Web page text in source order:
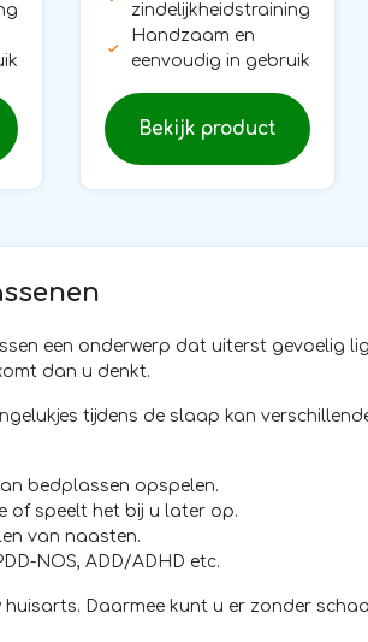
zindelijkheidstraining
Handzaam en
eenvoudig in gebruik
Bekijk product
een onderwerp dat uiterst gevoelig
dan u denkt.
tijdens de slaap kan
bedplassen opspelen.
of speelt het bij u later op.
van naasten.
NOS, ADD/ADHD etc.
Daarmee kunt u er zonder